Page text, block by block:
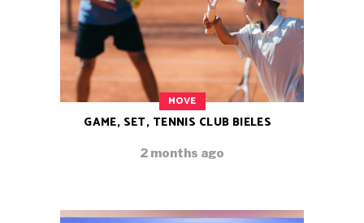
MOVE
GAME, SET, TENNIS CLUB BIELES
2 months ago